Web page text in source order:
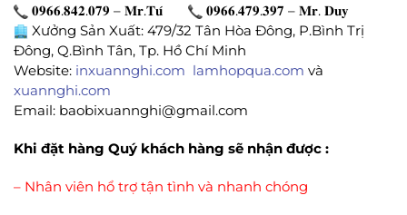
𝟎𝟗𝟔𝟔.𝟖𝟒𝟐.𝟎𝟕𝟗 – 𝐌𝐫.𝐓𝐮́
𝟎𝟗𝟔𝟔.𝟒𝟕𝟗.𝟑𝟗𝟕 – 𝐌𝐫. 𝐃𝐮𝐲
Xưởng Sản Xuất: 479/32 Tân Hòa Đông, P.Bình Trị
Đông, Q.Bình Tân, Tp. Hồ Chí Minh
Website: inxuannghi.com lamhopqua.com và
xuannghi.com
Email: baobixuannghi@gmail.com
Khi đặt hàng Quý khách hàng sẽ nhận được :
– Nhân viên hổ trợ tận tình và nhanh chóng